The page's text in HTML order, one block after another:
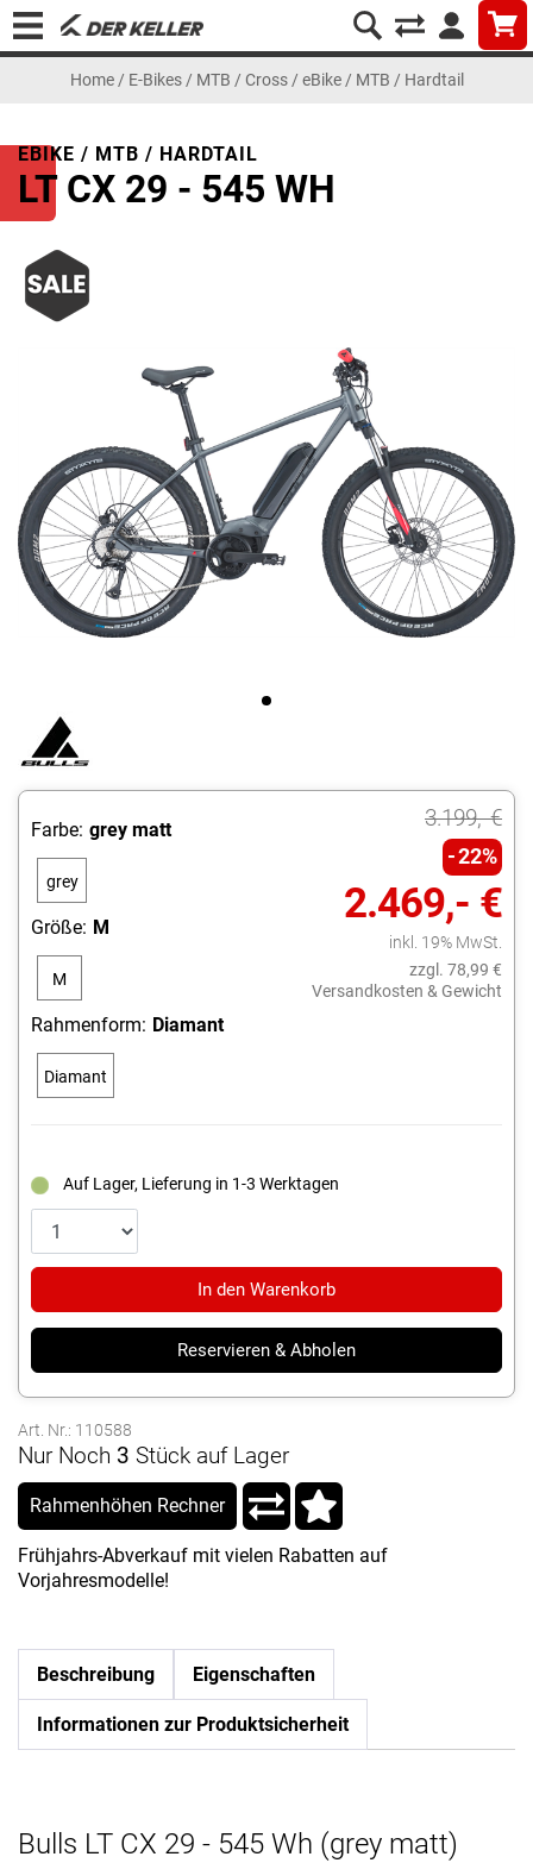
Home/ E-Bikes/ MTB / Cross/ eBike / MTB / Hardtail
EBIKE / MTB / HARDTAIL
LT CX 29 - 545 WH
3.199,- €
22%
2.469,- €
inkl. 19% MwSt.
zzgl. 78,99 €
Versandkosten & Gewicht
Farbe: grey matt
grey
Größe: M
M
Rahmenform: Diamant
Diamant
Auf Lager, Lieferung in 1-3 Werktagen
In den Warenkorb
Reservieren & Abholen
Art. Nr.: 110588
Nur Noch 3 Stück auf Lager
Rahmenhöhen Rechner
Frühjahrs-Abverkauf mit vielen Rabatten auf
Vorjahresmodelle!
Beschreibung Eigenschaften
Informationen zur Produktsicherheit
Bulls LT CX 29 - 545 Wh (grey matt)